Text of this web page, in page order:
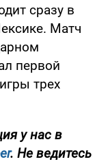
сразу в
Матч
первой
трех
у нас в
. Не ведитесь